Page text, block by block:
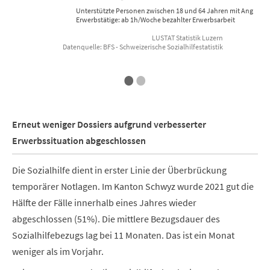
Unterstützte Personen zwischen 18 und 64 Jahren mit Angabe
Erwerbstätige: ab 1h/Woche bezahlter Erwerbsarbeit
LUSTAT Statistik Luzern
Datenquelle: BFS - Schweizerische Sozialhilfestatistik
••
Erneut weniger Dossiers aufgrund verbesserter
Erwerbssituation abgeschlossen
Die Sozialhilfe dient in erster Linie der Überbrückung
temporärer Notlagen. Im Kanton Schwyz wurde 2021 gut die
Hälfte der Fälle innerhalb eines Jahres wieder
abgeschlossen (51%). Die mittlere Bezugsdauer des
Sozialhilfebezugs lag bei 11 Monaten. Das ist ein Monat
weniger als im Vorjahr.